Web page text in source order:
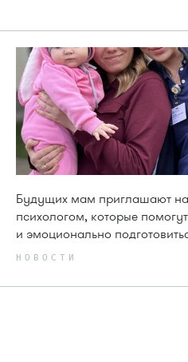
Будущих мам приглашают
психологом, которые
и эмоционально
НОВОСТИ